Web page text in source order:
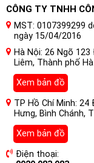
CÔNG TY TNHH
MST: 0107399299
ngày 15/04/2016
Hà Nội: 26 Ngõ
Liêm, Thành phố
Xem bản đồ
TP Hồ Chí Minh: 24
Hưng, Bình Chánh,
Xem bản đồ
Điện thoại: